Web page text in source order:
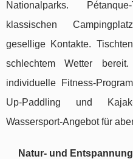
Nationalparks.
klassischen
gesellige Kontakte.
schlechtem Wetter
individuelle Fitness-
Up-Paddling und
Wassersport-Angebot für
Natur- und